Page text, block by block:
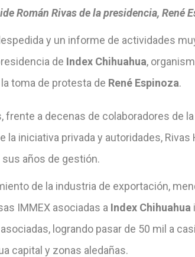
Román Rivas de la presidencia, René
y un informe de actividades
de Index Chihuahua,
toma de protesta de René Espinoza.
frente a decenas de colaboradores de
la iniciativa privada y autoridades,
años de gestión.
de la industria de exportación,
IMMEX asociadas a Index Chihuahua
logrando pasar de 50 mil a
capital y zonas aledañas.